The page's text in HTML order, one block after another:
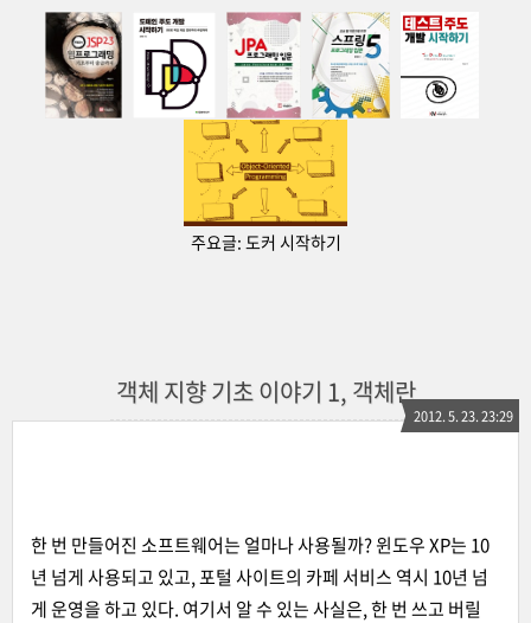
주요글: 도커 시작하기
객체 지향 기초 이야기 1, 객체란
2012. 5. 23. 23:29
한 번 만들어진 소프트웨어는 얼마나 사용될까? 윈도우 XP는 10
년 넘게 사용되고 있고, 포털 사이트의 카페 서비스 역시 10년 넘
게 운영을 하고 있다. 여기서 알 수 있는 사실은, 한 번 쓰고 버릴